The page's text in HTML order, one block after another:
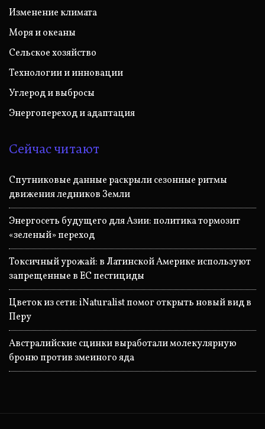
Изменение климата
Моря и океаны
Сельское хозяйство
Технологии и инновации
Углерод и выбросы
Энергопереход и адаптация
Сейчас читают
Спутниковые данные раскрыли сезонные ритмы
движения ледников Земли
Энергосеть будущего для Азии: политика тормозит
«зеленый» переход
Токсичный урожай: в Латинской Америке используют
запрещенные в ЕС пестициды
Цветок из сети: iNaturalist помог открыть новый вид в
Перу
Австралийские сцинки выработали молекулярную
броню против змеиного яда